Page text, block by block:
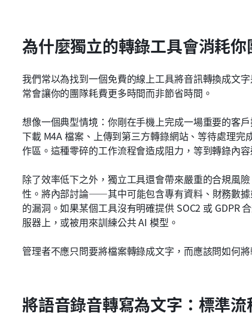
為什麼獨立的轉錄工具會消耗
我們常以為找到一個免費的線上工具將音訊轉換成文
常會讓你的團隊耗費更多時間而非節省時間。
想像一個典型情境：你剛在手機上完成一場重要的客
下載 M4A 檔案、上傳到第三方轉錄網站、等待處理
作區。這種零碎的工作流程會造成阻力，等到轉錄內
除了效率低下之外，獨立工具還會帶來嚴重的合規風
性。將內部討論——其中可能包含專有資料、財務數
的漏洞。如果某個工具沒有明確提供 SOC2 或 GDPR
服器上，或被用來訓練公共 AI 模型。
管理者不應只問要將檔案轉錄成文字，而應該問如何
將語音錄音轉寫為文字：標準流